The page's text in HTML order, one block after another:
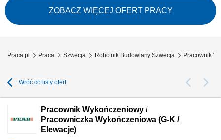
modernizacji infrastruktury torowej, wykonywanie torowych robót
konserwacyjnych i utrzymaniowych, montaż i demontaż oznakowania tras
tramwajowych,...
ZOBACZ WIĘCEJ OFERT PRACY
Praca.pl Praca Szwecja Robotnik Budowlany Szwecja Pracownik
Wróć do listy ofert
Pracownik Wykończeniowy /
Pracowniczka Wykończeniowa (G-K /
Elewacje)